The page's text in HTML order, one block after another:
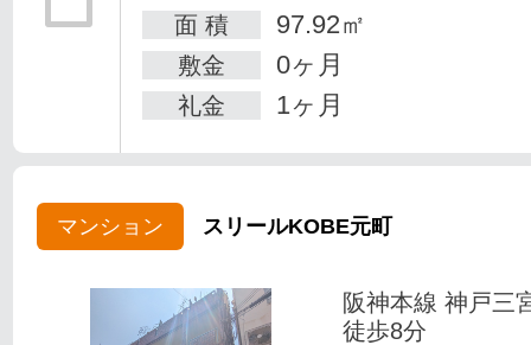
面 積 97.92㎡
敷金 0ヶ月
礼金 1ヶ月
マンション スリールKOBE元町
阪神本線 神戸三
徒歩8分